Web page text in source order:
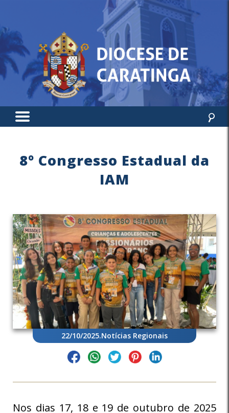
8º Congresso Estadual da
IAM
22/10/2025.Notícias Regionais
Nos dias 17, 18 e 19 de outubro de 2025